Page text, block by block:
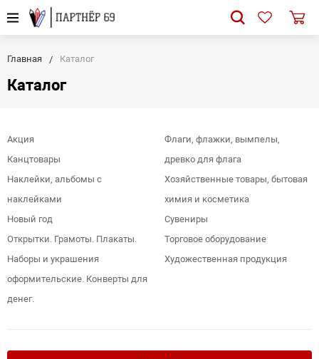
Главная Каталог
Каталог
Акция
Канцтовары
Наклейки, альбомы с
наклейками
Новый год
Открытки. Грамоты. Плакаты.
Наборы и украшения
оформительские. Конверты для
денег.
Флаги, флажки, вымпелы,
древко для флага
Хозяйственные товары, бытовая
химия и косметика
Сувениры
Торговое оборудование
Художественная продукция